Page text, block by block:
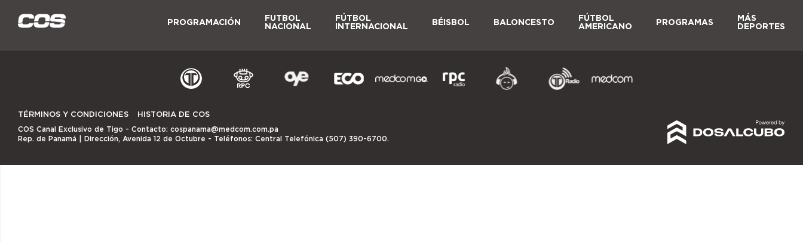
PROGRAMACIÓN
FUTBOL
NACIONAL
FÚTBOL
INTERNACIONAL
BÉISBOL BALONCESTO
FÚTBOL
AMERICANO
PROGRAMAS
MÁS
DEPORTES
TÉRMINOS Y CONDICIONES HISTORIA DE COS
COS Canal Exclusivo de Tigo - Contacto: cospanama@medcom.com.pa
Rep. de Panamá | Dirección, Avenida 12 de Octubre - Teléfonos: Central Telefónica (507) 390-6700.